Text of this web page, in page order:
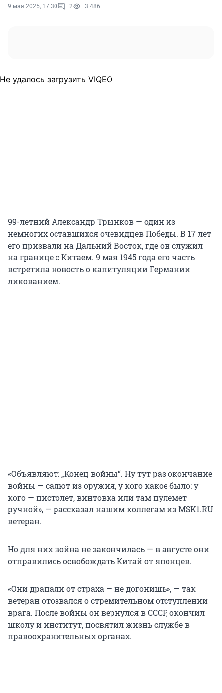
9 мая 2025, 17:30 2 3 486
Не удалось загрузить VIQEO
99-летний Александр Трынков — один из
немногих оставшихся очевидцев Победы. В 17 лет
его призвали на Дальний Восток, где он служил
на границе с Китаем. 9 мая 1945 года его часть
встретила новость о капитуляции Германии
ликованием.
«Объявляют: „Конец войны“. Ну тут раз окончание
войны — салют из оружия, у кого какое было: у
кого — пистолет, винтовка или там пулемет
ручной», — рассказал нашим коллегам из MSK1.RU
ветеран.
Но для них война не закончилась — в августе они
отправились освобождать Китай от японцев.
«Они драпали от страха — не догонишь», — так
ветеран отозвался о стремительном отступлении
врага. После войны он вернулся в СССР, окончил
школу и институт, посвятил жизнь службе в
правоохранительных органах.